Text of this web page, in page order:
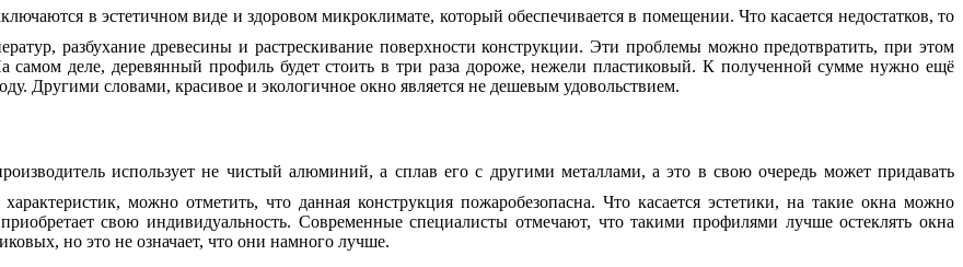
в эстетичном виде и здоровом микроклимате, который обеспечивается в помещении. Что касается недостатков, то
разбухание древесины и растрескивание поверхности конструкции. Эти проблемы можно предотвратить, при этом
самом деле, деревянный профиль будет стоить в три раза дороже, нежели пластиковый. К полученной сумме нужно ещё
Другими словами, красивое и экологичное окно является не дешевым удовольствием.
использует не чистый алюминий, а сплав его с другими металлами, а это в свою очередь может придавать
можно отметить, что данная конструкция пожаробезопасна. Что касается эстетики, на такие окна можно
свою индивидуальность. Современные специалисты отмечают, что такими профилями лучше остеклять окна
но это не означает, что они намного лучше.